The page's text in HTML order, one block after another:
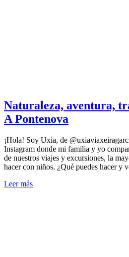
Naturaleza, aventura,
A Pontenova
¡Hola! Soy Uxía, de
Instagram donde mi familia y yo
de nuestros viajes y excursiones, la
hacer con niños. ¿Qué puedes hacer y
Leer más